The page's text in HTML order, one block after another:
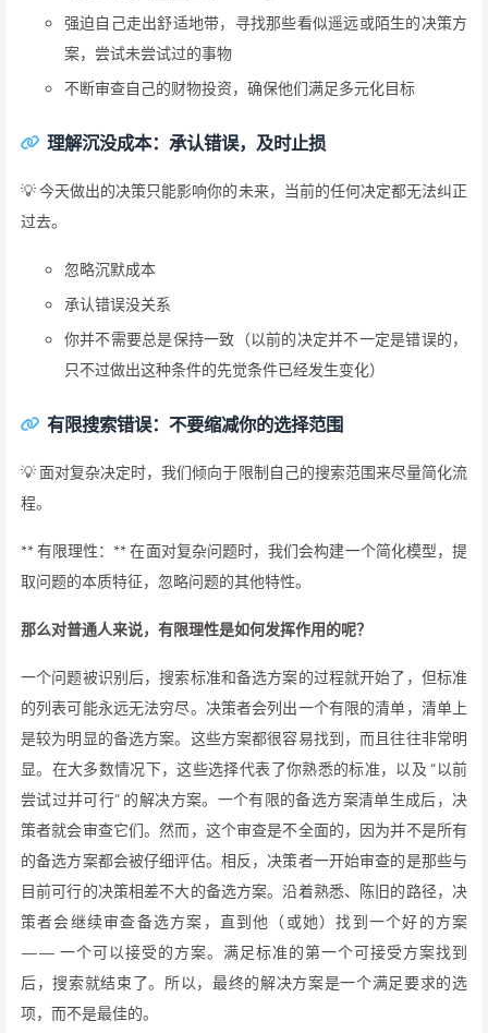
强迫自己走出舒适地带，寻找那些看似遥远或陌生的决策方
案，尝试未尝试过的事物
不断审查自己的财物投资，确保他们满足多元化目标
理解沉没成本：承认错误，及时止损
💡 今天做出的决策只能影响你的未来，当前的任何决定都无法纠正
过去。
忽略沉默成本
承认错误没关系
你并不需要总是保持一致（以前的决定并不一定是错误的，
只不过做出这种条件的先觉条件已经发生变化）
有限搜索错误：不要缩减你的选择范围
💡 面对复杂决定时，我们倾向于限制自己的搜索范围来尽量简化流
程。
** 有限理性：** 在面对复杂问题时，我们会构建一个简化模型，提
取问题的本质特征，忽略问题的其他特性。
那么对普通人来说，有限理性是如何发挥作用的呢？
一个问题被识别后，搜索标准和备选方案的过程就开始了，但标准
的列表可能永远无法穷尽。决策者会列出一个有限的清单，清单上
是较为明显的备选方案。这些方案都很容易找到，而且往往非常明
显。在大多数情况下，这些选择代表了你熟悉的标准，以及 “以前
尝试过并可行” 的解决方案。一个有限的备选方案清单生成后，决
策者就会审查它们。然而，这个审查是不全面的，因为并不是所有
的备选方案都会被仔细评估。相反，决策者一开始审查的是那些与
目前可行的决策相差不大的备选方案。沿着熟悉、陈旧的路径，决
策者会继续审查备选方案，直到他（或她）找到一个好的方案
—— 一个可以接受的方案。满足标准的第一个可接受方案找到
后，搜索就结束了。所以，最终的解决方案是一个满足要求的选
项，而不是最佳的。